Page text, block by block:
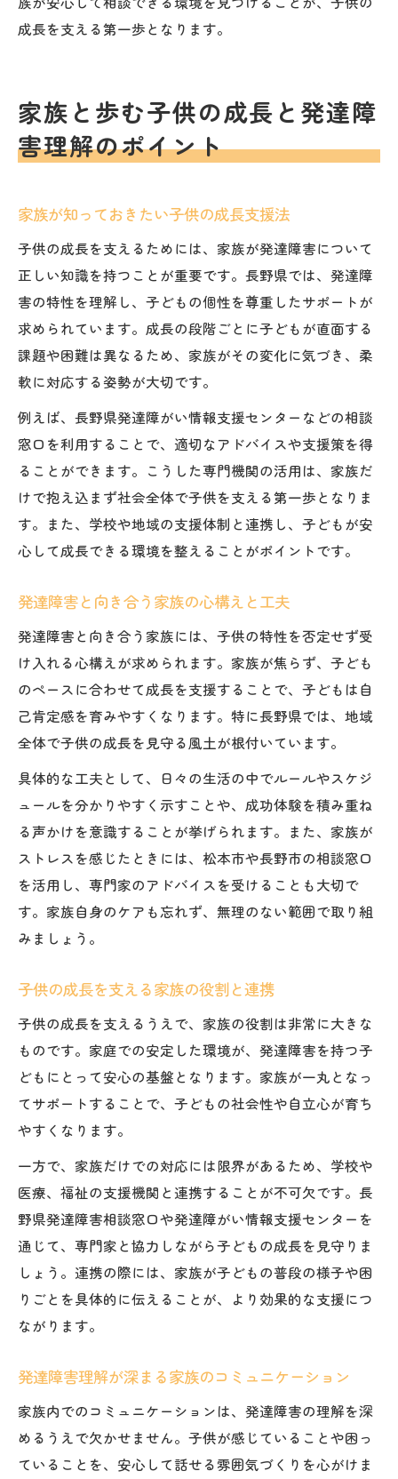
成長を支える第一歩となります。
家族と歩む子供の成長と発達障
害理解のポイント
家族が知っておきたい子供の成長支援法
子供の成長を支えるためには、家族が発達障害について
正しい知識を持つことが重要です。長野県では、発達障
害の特性を理解し、子どもの個性を尊重したサポートが
求められています。成長の段階ごとに子どもが直面する
課題や困難は異なるため、家族がその変化に気づき、柔
軟に対応する姿勢が大切です。
例えば、長野県発達障がい情報支援センターなどの相談
窓口を利用することで、適切なアドバイスや支援策を得
ることができます。こうした専門機関の活用は、家族だ
けで抱え込まず社会全体で子供を支える第一歩となりま
す。また、学校や地域の支援体制と連携し、子どもが安
心して成長できる環境を整えることがポイントです。
発達障害と向き合う家族の心構えと工夫
発達障害と向き合う家族には、子供の特性を否定せず受
け入れる心構えが求められます。家族が焦らず、子ども
のペースに合わせて成長を支援することで、子どもは自
己肯定感を育みやすくなります。特に長野県では、地域
全体で子供の成長を見守る風土が根付いています。
具体的な工夫として、日々の生活の中でルールやスケジ
ュールを分かりやすく示すことや、成功体験を積み重ね
る声かけを意識することが挙げられます。また、家族が
ストレスを感じたときには、松本市や長野市の相談窓口
を活用し、専門家のアドバイスを受けることも大切で
す。家族自身のケアも忘れず、無理のない範囲で取り組
みましょう。
子供の成長を支える家族の役割と連携
子供の成長を支えるうえで、家族の役割は非常に大きな
ものです。家庭での安定した環境が、発達障害を持つ子
どもにとって安心の基盤となります。家族が一丸となっ
てサポートすることで、子どもの社会性や自立心が育ち
やすくなります。
一方で、家族だけでの対応には限界があるため、学校や
医療、福祉の支援機関と連携することが不可欠です。長
野県発達障害相談窓口や発達障がい情報支援センターを
通じて、専門家と協力しながら子どもの成長を見守りま
しょう。連携の際には、家族が子どもの普段の様子や困
りごとを具体的に伝えることが、より効果的な支援につ
ながります。
発達障害理解が深まる家族のコミュニケーション
家族内でのコミュニケーションは、発達障害の理解を深
めるうえで欠かせません。子供が感じていることや困っ
ていることを、安心して話せる雰囲気づくりを心がけま